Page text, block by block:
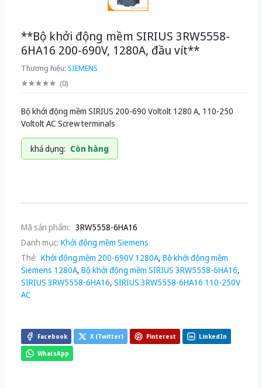
**Bộ khởi động mềm SIRIUS 3RW5558-
6HA16 200-690V, 1280A, đầu vít**
Thương hiệu: SIEMENS
(0)
Bộ khởi động mềm SIRIUS 200-690 Voltolt 1280 A, 110-250
Voltolt AC Screw terminals
khả dụng: Còn hàng
Mã sản phẩm: 3RW5558-6HA16
Danh mục: Khởi động mềm Siemens
Thẻ: Khởi động mềm 200-690V 1280A, Bộ khởi động mềm
Siemens 1280A, Bộ khởi động mềm SIRIUS 3RW5558-6HA16,
SIRIUS 3RW5558-6HA16, SIRIUS 3RW5558-6HA16 110-250V
AC
Facebook X (Twitter) Pinterest LinkedIn
WhatsApp